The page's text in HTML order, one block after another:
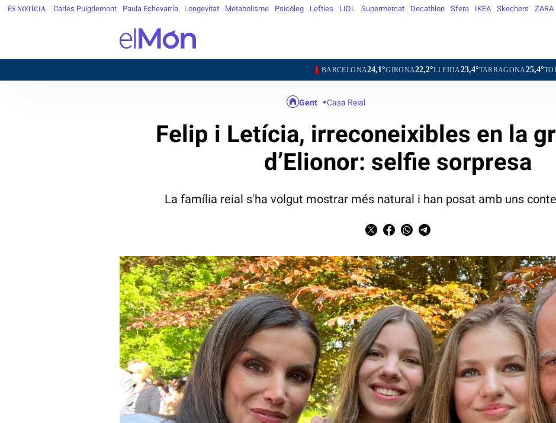
ÉS NOTÍCIA Carles Puigdemont Paula Echevarría Longevitat Metabolisme Psicòleg Lefties LIDL Supermercat Decathlon Sfera IKEA Skechers ZARA
24,1° GIRONA22,2°LLEIDA23,4°TARRAGONA25,4°TORTOSA24,3°
Gent Casa Reial
Felip i Letícia, irreconeixibles en la
d’Elionor: selfie sorpresa
La família reial s'ha volgut mostrar més natural i han posat amb uns